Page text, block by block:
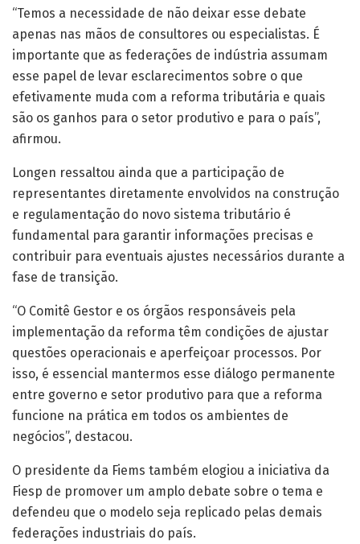
“Temos a necessidade de não deixar esse debate
apenas nas mãos de consultores ou especialistas. É
importante que as federações de indústria assumam
esse papel de levar esclarecimentos sobre o que
efetivamente muda com a reforma tributária e quais
são os ganhos para o setor produtivo e para o país”,
afirmou.
Longen ressaltou ainda que a participação de
representantes diretamente envolvidos na construção
e regulamentação do novo sistema tributário é
fundamental para garantir informações precisas e
contribuir para eventuais ajustes necessários durante a
fase de transição.
“O Comitê Gestor e os órgãos responsáveis pela
implementação da reforma têm condições de ajustar
questões operacionais e aperfeiçoar processos. Por
isso, é essencial mantermos esse diálogo permanente
entre governo e setor produtivo para que a reforma
funcione na prática em todos os ambientes de
negócios”, destacou.
O presidente da Fiems também elogiou a iniciativa da
Fiesp de promover um amplo debate sobre o tema e
defendeu que o modelo seja replicado pelas demais
federações industriais do país.